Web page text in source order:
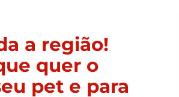
a região!
quer o
pet e para